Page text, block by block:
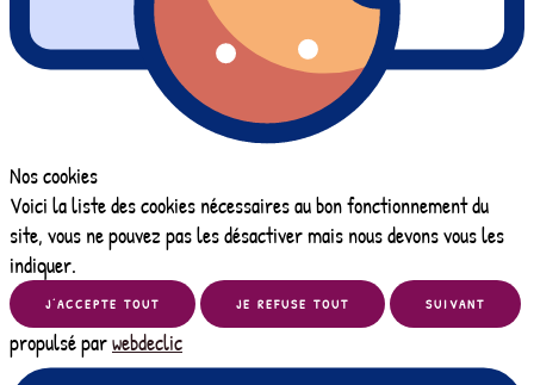
Nos cookies
Voici la liste des cookies nécessaires au bon fonctionnement du
site, vous ne pouvez pas les désactiver mais nous devons vous les
indiquer.
J’ACCEPTE TOUT JE REFUSE TOUT SUIVANT
propulsé parwebdeclic